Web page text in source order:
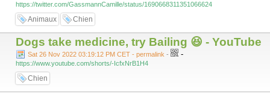
https://twitter.com/GassmannCamille/status/1690668311351066624
Animaux Chien
Dogs take medicine, try Bailing 😆 - YouTube
Sat 26 Nov 2022 03:19:12 PM CET - permalink - -
https://www.youtube.com/shorts/-IcfxNrB1H4
Chien